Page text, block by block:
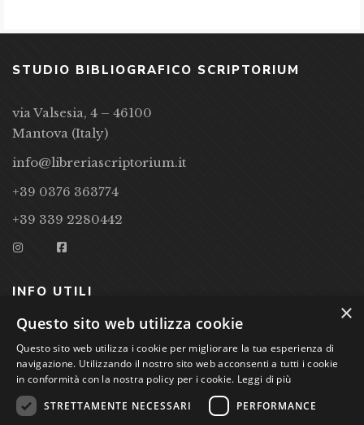
STUDIO BIBLIOGRAFICO SCRIPTORIUM
via Valsesia, 4 – 46100
Mantova (Italy)
info@libreriascriptorium.it
+39 0376 363774
+39 339 2280442
INFO UTILI
CONDIZIONI DI VENDITA
PRIVACY POLICY
COOKIE POLICY
×
Questo sito web utilizza cookie
Questo sito web utilizza i cookie per migliorare la tua esperienza di
navigazione. Utilizzando il nostro sito web acconsenti a tutti i cookie
in conformità con la nostra policy per i cookie. Leggi di più
STRETTAMENTE NECESSARI
PERFORMANCE